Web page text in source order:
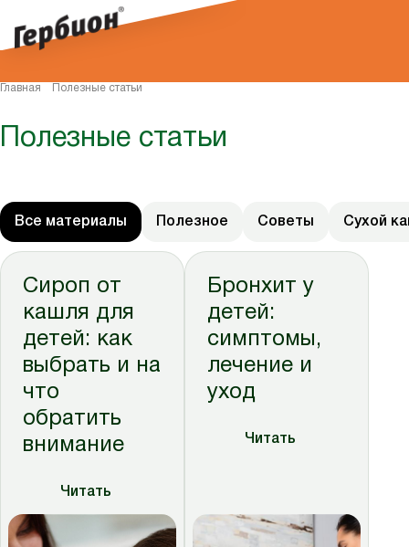
Главная Полезные статьи
Полезные статьи
Все материалы Полезное Советы Сухой
Сироп от
кашля для
детей: как
выбрать и на
что
обратить
внимание
Читать
Бронхит у
детей:
симптомы,
лечение и
уход
Читать